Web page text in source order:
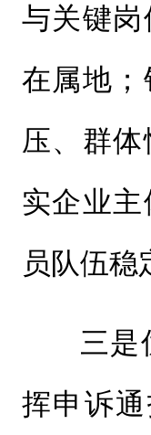
与关键
在属地
压、群
实企业
员队伍稳
三是
挥申诉